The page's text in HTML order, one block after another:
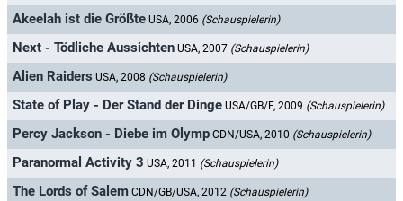
Akeelah ist die Größte USA, 2006 (Schauspielerin)
Next - Tödliche Aussichten USA, 2007 (Schauspielerin)
Alien Raiders USA, 2008 (Schauspielerin)
State of Play - Der Stand der Dinge USA/GB/F, 2009 (Schauspielerin)
Percy Jackson - Diebe im Olymp CDN/USA, 2010 (Schauspielerin)
Paranormal Activity 3 USA, 2011 (Schauspielerin)
The Lords of Salem CDN/GB/USA, 2012 (Schauspielerin)